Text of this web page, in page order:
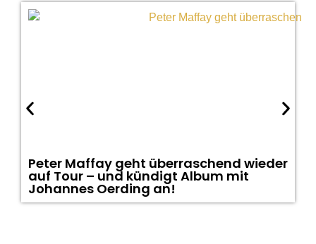
Peter Maffay geht überraschend wieder
auf Tour – und kündigt Album mit
Johannes Oerding an!